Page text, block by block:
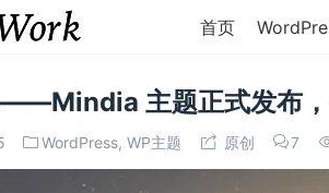
首页
——Mindia 主题正式发布
WordPress,WP主题 原创 7